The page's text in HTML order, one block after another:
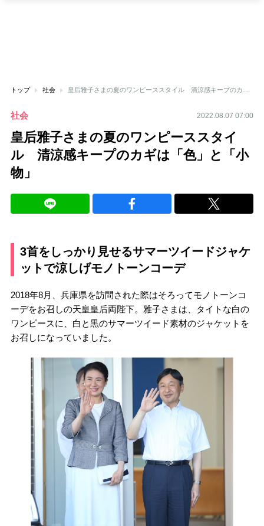
トップ 社会
社会 2022.08.07 07:00
皇后雅子さまの夏のワンピーススタイ
ル 清涼感キープのカギは「色」と「小
物」
3首をしっかり見せるサマーツイードジャケ
ットで涼しげモノトーンコーデ
2018年8月、兵庫県を訪問された際はそろってモノトーンコ
ーデをお召しの天皇皇后両陛下。雅子さまは、タイトな白の
ワンピースに、白と黒のサマーツイード素材のジャケットを
お召しになっていました。